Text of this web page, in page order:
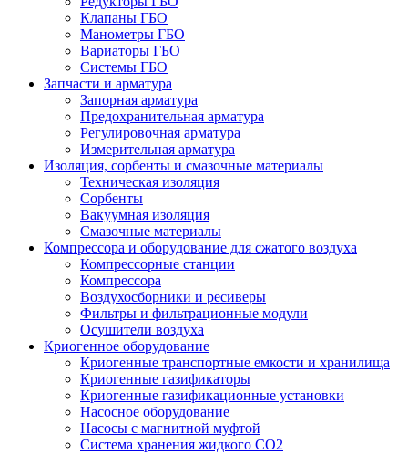
Клапаны ГБО
Манометры ГБО
Вариаторы ГБО
Системы ГБО
Запчасти и арматура
Запорная арматура
Предохранительная арматура
Регулировочная арматура
Измерительная арматура
Изоляция, сорбенты и смазочные материалы
Техническая изоляция
Сорбенты
Вакуумная изоляция
Смазочные материалы
Компрессора и оборудование для сжатого воздуха
Компрессорные станции
Компрессора
Воздухосборники и ресиверы
Фильтры и фильтрационные модули
Осушители воздуха
Криогенное оборудование
Криогенные транспортные емкости и хранилища
Криогенные газификаторы
Криогенные газификационные установки
Насосное оборудование
Насосы с магнитной муфтой
Система хранения жидкого CO2